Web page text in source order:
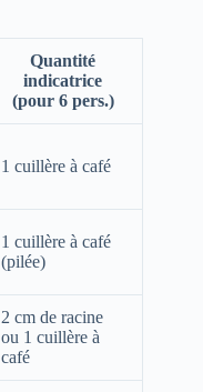
Quantité
indicatrice
(pour 6 pers.)
1 cuillère à café
1 cuillère à café
(pilée)
2 cm de racine
ou 1 cuillère à
café